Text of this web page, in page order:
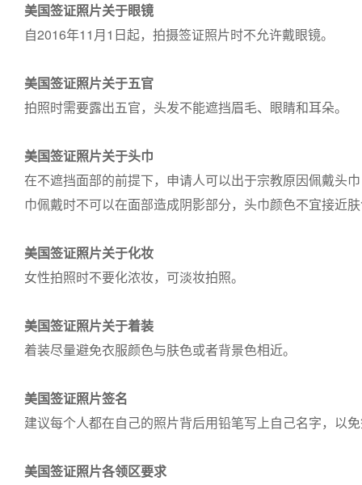
美国签证照片关于眼镜
自2016年11月1日起，拍摄签证照片时不允许戴眼镜。
美国签证照片关于五官
拍照时需要露出五官，头发不能遮挡眉毛、眼睛和耳朵。
美国签证照片关于头巾
在不遮挡面部的前提下，申请人可以出于宗教原因佩戴头
巾佩戴时不可以在面部造成阴影部分，头巾颜色不宜接近
美国签证照片关于化妆
女性拍照时不要化浓妆，可淡妆拍照。
美国签证照片关于着装
着装尽量避免衣服颜色与肤色或者背景色相近。
美国签证照片签名
建议每个人都在自己的照片背后用铅笔写上自己名字，以
美国签证照片各领区要求